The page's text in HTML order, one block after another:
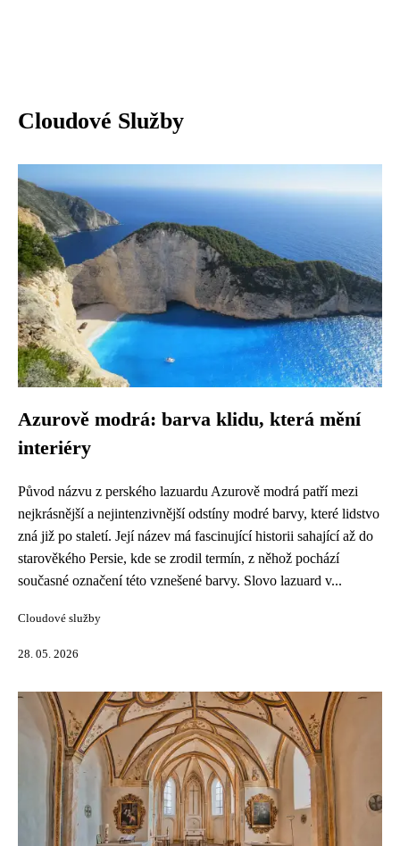
Cloudové Služby
Azurově modrá: barva klidu, která mění
interiéry
Původ názvu z perského lazuardu Azurově modrá patří mezi
nejkrásnější a nejintenzivnější odstíny modré barvy, které lidstvo
zná již po staletí. Její název má fascinující historii sahající až do
starověkého Persie, kde se zrodil termín, z něhož pochází
současné označení této vznešené barvy. Slovo lazuard v...
Cloudové služby
28. 05. 2026